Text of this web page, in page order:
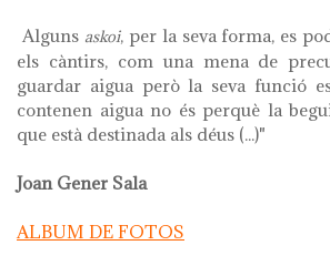
Alguns askoi, per la seva forma, es
els càntirs, com una mena de
guardar aigua però la seva funció
contenen aigua no és perquè la
que està destinada als déus (...)"
Joan Gener Sala
ALBUM DE FOTOS